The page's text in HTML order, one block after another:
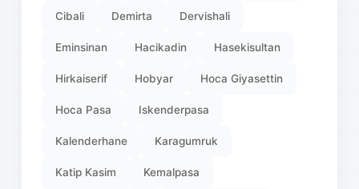
Cibali Demirta Dervishali
Eminsinan Hacikadin Hasekisultan
Hirkaiserif Hobyar Hoca Giyasettin
Hoca Pasa Iskenderpasa
Kalenderhane Karagumruk
Katip Kasim Kemalpasa